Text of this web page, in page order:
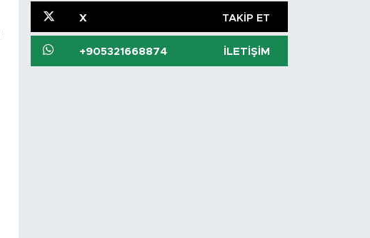
X TAKIP ET
+905321668874 İLETIŞIM